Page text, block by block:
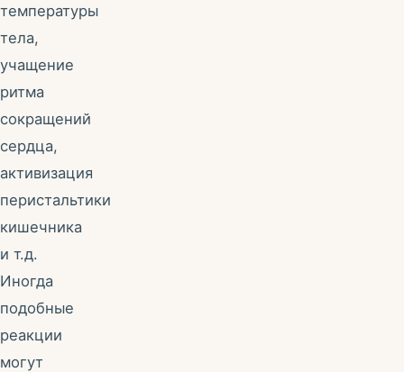
температуры
тела,
учащение
ритма
сокращений
сердца,
активизация
перистальтики
кишечника
и т.д.
Иногда
подобные
реакции
могут